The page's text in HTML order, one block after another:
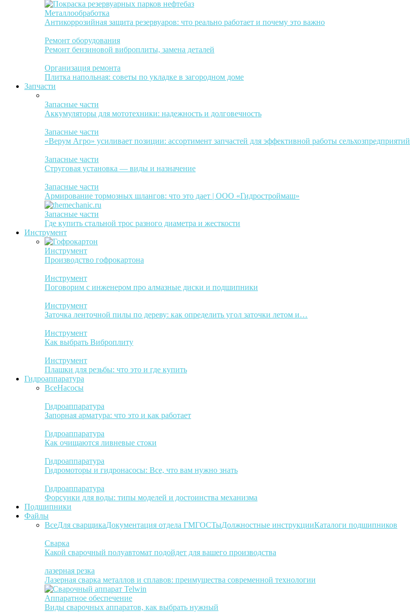
Металлообработка
Антикоррозийная защита резервуаров: что реально работает и почему это важно
Ремонт оборудования
Ремонт бензиновой виброплиты, замена деталей
Организация ремонта
Плитка напольная: советы по укладке в загородном доме
Запчасти
Запасные части
Аккумуляторы для мототехники: надежность и долговечность
Запасные части
«Верум Агро» усиливает позиции: ассортимент запчастей для эффективной работы сельхозпредприятий
Запасные части
Струговая установка — виды и назначение
Запасные части
Армирование тормозных шлангов: что это дает | ООО «Гидростроймаш»
Запасные части
Где купить стальной трос разного диаметра и жесткости
Инструмент
Инструмент
Производство гофрокартона
Инструмент
Поговорим с инженером про алмазные диски и подшипники
Инструмент
Заточка ленточной пилы по дереву: как определить угол заточки летом и…
Инструмент
Как выбрать Виброплиту
Инструмент
Плашки для резьбы: что это и где купить
Гидроаппаратура
ВсеНасосы
Гидроаппаратура
Запорная арматура: что это и как работает
Гидроаппаратура
Как очищаются ливневые стоки
Гидроаппаратура
Гидромоторы и гидронасосы: Все, что вам нужно знать
Гидроаппаратура
Форсунки для воды: типы моделей и достоинства механизма
Подшипники
Файлы
ВсеДля сварщикаДокументация отдела ГМГОСТыДолжностные инструкцииКаталоги подшипников
Сварка
Какой сварочный полуавтомат подойдет для вашего производства
лазерная резка
Лазерная сварка металлов и сплавов: преимущества современной технологии
Аппаратное обеспечение
Виды сварочных аппаратов, как выбрать нужный